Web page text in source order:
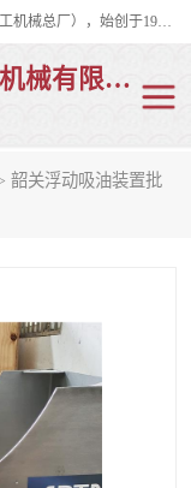
连云港华德石油化工机械有限公司（原连云港石油化工机械总厂），始创于1982年，是从事码头船用流体装卸臂、陆用流体装卸臂（鹤管）、活动梯、钢构平台、定量装车系统等全系列流体装卸设备的设计、制造、销售以及服务的专业供应商。
连云港华德石油化工机械有限公司
韶关浮动吸油装置批